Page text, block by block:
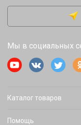
Мы в социальных
Каталог товаров
Помощь